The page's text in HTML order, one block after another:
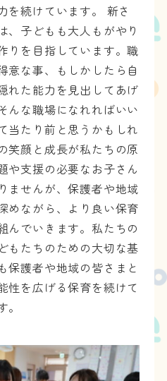
を続けています。 新さ
、子どもも大人もがやり
りを目指しています。職
意な事、もしかしたら自
れた能力を見出してあげ
んな職場になれればいい
当たり前と思うかもしれ
笑顔と成長が私たちの原
や支援の必要なお子さん
ませんが、保護者や地域
めながら、より良い保育
んでいきます。私たちの
もたちのための大切な基
保護者や地域の皆さまと
性を広げる保育を続けて